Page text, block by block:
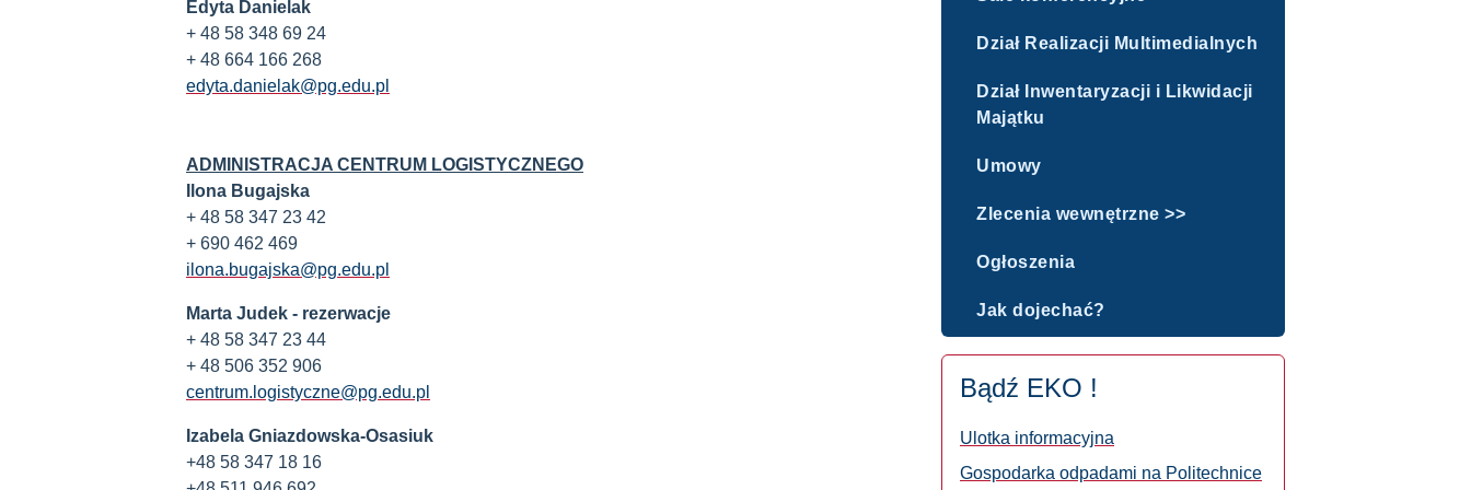
Dział Realizacji Multimedialnych
Dział Inwentaryzacji i Likwidacji
Majątku
Umowy
Zlecenia wewnętrzne >>
Ogłoszenia
Jak dojechać?
Edyta Danielak
+ 48 58 348 69 24
+ 48 664 166 268
edyta.danielak@pg.edu.pl
ADMINISTRACJA CENTRUM LOGISTYCZNEGO
Ilona Bugajska
+ 48 58 347 23 42
+ 690 462 469
ilona.bugajska@pg.edu.pl
Marta Judek - rezerwacje
+ 48 58 347 23 44
+ 48 506 352 906
centrum.logistyczne@pg.edu.pl
Izabela Gniazdowska-Osasiuk
+48 58 347 18 16
Bądź EKO !
Ulotka informacyjna
Gospodarka odpadami na Politechnice